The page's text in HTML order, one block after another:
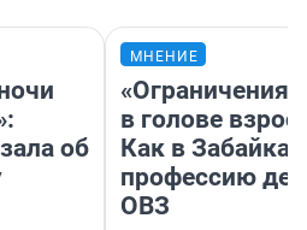
об
МНЕНИЕ
«Ограничения
в голове
Как в
профессию
ОВЗ